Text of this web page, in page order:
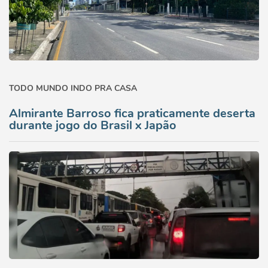
TODO MUNDO INDO PRA CASA
Almirante Barroso fica praticamente deserta
durante jogo do Brasil x Japão